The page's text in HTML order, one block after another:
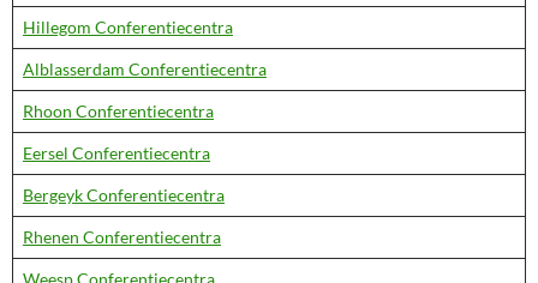
Hillegom Conferentiecentra
Alblasserdam Conferentiecentra
Rhoon Conferentiecentra
Eersel Conferentiecentra
Bergeyk Conferentiecentra
Rhenen Conferentiecentra
Weesp Conferentiecentra